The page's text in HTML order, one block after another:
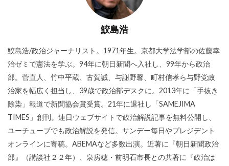
鮫島浩
鮫島浩/政治ジャーナリスト。1971年生。京都大学法学部の佐藤幸
治ゼミで憲法を学ぶ。94年に朝日新聞へ入社し、99年から政治
部。菅直人、竹中平蔵、古賀誠、与謝野馨、町村信孝ら与野党政
治家を幅広く担当し、39歳で政治部デスクに。2013年に「手抜き
除染」報道で新聞協会賞受賞。21年に退社し「SAMEJIMA
TIMES」創刊。連日ウェブサイトで政治解説記事を無料公開し、
ユーチューブでも政治解説を発信。サンデー毎日やプレジデント
オンラインに寄稿。ABEMAなど多数出演。近著に『朝日新聞政治
部』（講談社２２年）、泉房穂・前明石市長との共著に『政治は